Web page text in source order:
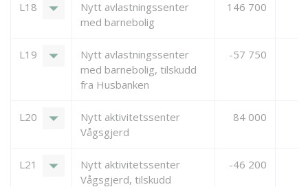
L18 arrow_drop_down
Nytt avlastningssenter
med barnebolig
146 700
L19 arrow_drop_down
Nytt avlastningssenter
med barnebolig, tilskudd
fra Husbanken
-57 750
L20 arrow_drop_down
Nytt aktivitetssenter
Vågsgjerd
84 000
L21 arrow_drop_down
Nytt aktivitetssenter
Vågsgjerd, tilskudd
-46 200